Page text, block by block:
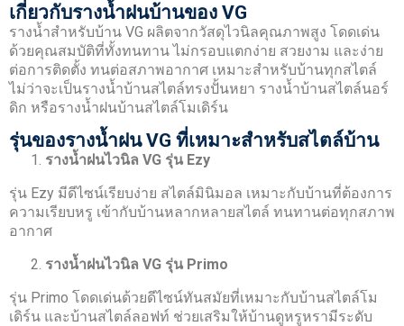
เกี่ยวกับรางน้ำฝนบ้านของ VG
รางน้ำสำหรับบ้าน VG ผลิตจากวัสดุไวนิลคุณภาพสูง โดดเด่น
ด้วยคุณสมบัติที่ทั้งทนทาน ไม่กรอบแตกง่าย สวยงาม และง่าย
ต่อการติดตั้ง ทนต่อสภาพอากาศ เหมาะสำหรับบ้านทุกสไตล์
ไม่ว่าจะเป็นรางน้ำบ้านสไตล์ทรงปั้นหยา รางน้ำบ้านสไตล์นอร์
ดิก หรือรางน้ำฝนบ้านสไตล์โมเดิร์น
รุ่นของรางน้ำฝน VG ที่เหมาะสำหรับสไตล์บ้าน
รางน้ำฝนไวนิล VG รุ่น Ezy
รุ่น Ezy มีดีไซน์เรียบง่าย สไตล์มินิมอล เหมาะกับบ้านที่ต้องการ
ความเรียบหรู เข้ากับบ้านหลากหลายสไตล์ ทนทานต่อทุกสภาพ
อากาศ
รางน้ำฝนไวนิล VG รุ่น Primo
รุ่น Primo โดดเด่นด้วยดีไซน์ทันสมัยที่เหมาะกับบ้านสไตล์โม
เดิร์น และบ้านสไตล์ลอฟท์ ช่วยเสริมให้บ้านดูหรูหรามีระดับ